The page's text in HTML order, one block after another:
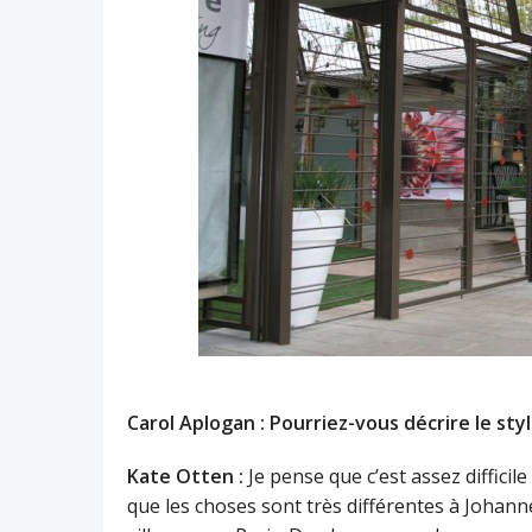
Carol Aplogan : Pourriez-vous décrire le
Kate Otten : Je pense que c’est assez
que les choses sont très différentes à